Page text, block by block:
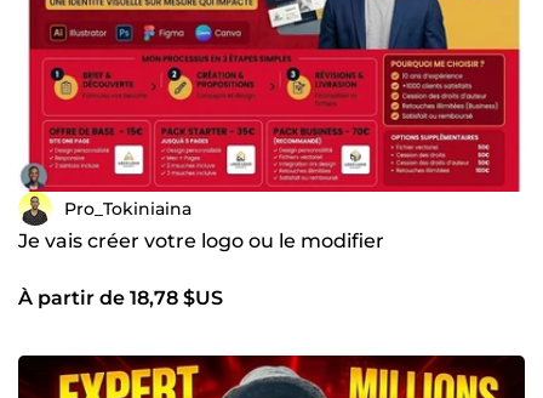
Pro_Tokiniaina
Je vais créer votre logo ou le modifier
À partir de 18,78 $US